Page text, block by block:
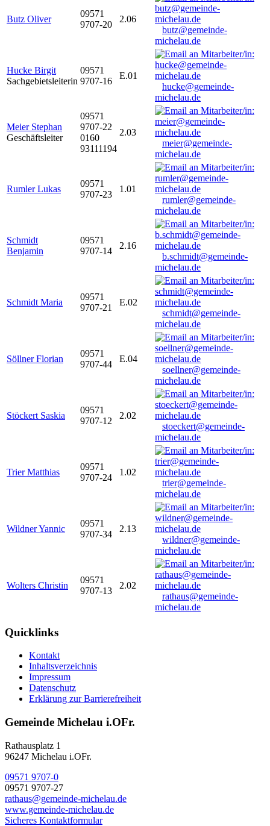
Butz Oliver
09571
9707-20
2.06
butz@gemeinde-
michelau.de
Hucke Birgit
Sachgebietsleiterin
09571
9707-16
E.01
hucke@gemeinde-
michelau.de
Meier Stephan
Geschäftsleiter
09571
9707-22
0160
93111194
2.03
meier@gemeinde-
michelau.de
Rumler Lukas
09571
9707-23
1.01
rumler@gemeinde-
michelau.de
Schmidt
Benjamin
09571
9707-14
2.16
b.schmidt@gemeinde-
michelau.de
Schmidt Maria
09571
9707-21
E.02
schmidt@gemeinde-
michelau.de
Söllner Florian
09571
9707-44
E.04
soellner@gemeinde-
michelau.de
Stöckert Saskia
09571
9707-12
2.02
stoeckert@gemeinde-
michelau.de
Trier Matthias
09571
9707-24
1.02
trier@gemeinde-
michelau.de
Wildner Yannic
09571
9707-34
2.13
wildner@gemeinde-
michelau.de
Wolters Christin
09571
9707-13
2.02
rathaus@gemeinde-
michelau.de
Quicklinks
Kontakt
Inhaltsverzeichnis
Impressum
Datenschutz
Erklärung zur Barrierefreiheit
Gemeinde Michelau i.OFr.
Rathausplatz 1
96247 Michelau i.OFr.
09571 9707-0
09571 9707-27
rathaus@gemeinde-michelau.de
www.gemeinde-michelau.de
Sicheres Kontaktformular